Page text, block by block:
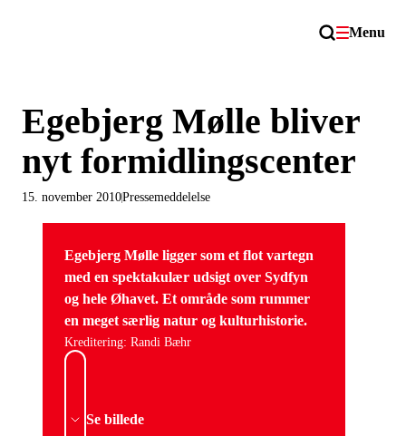
Menu
Egebjerg Mølle bliver
nyt formidlingscenter
Pressemeddelelse
15. november 2010
Egebjerg Mølle ligger som et flot vartegn
med en spektakulær udsigt over Sydfyn
og hele Øhavet. Et område som rummer
en meget særlig natur og kulturhistorie.
Kreditering: Randi Bæhr
Se billede